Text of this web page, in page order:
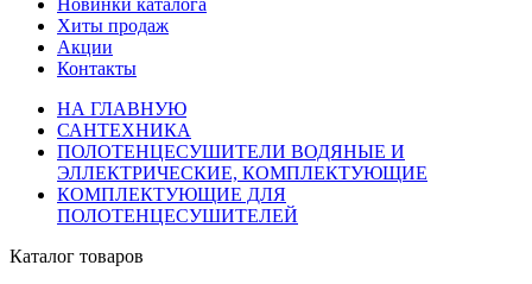
Хиты продаж
Акции
Контакты
НА ГЛАВНУЮ
САНТЕХНИКА
ПОЛОТЕНЦЕСУШИТЕЛИ ВОДЯНЫЕ И
ЭЛЛЕКТРИЧЕСКИЕ, КОМПЛЕКТУЮЩИЕ
КОМПЛЕКТУЮЩИЕ ДЛЯ
ПОЛОТЕНЦЕСУШИТЕЛЕЙ
Каталог товаров